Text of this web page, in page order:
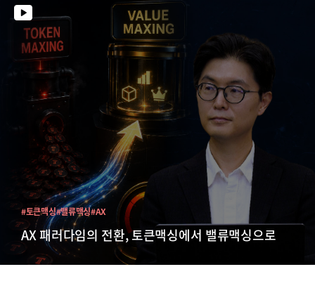
AX 패러다임의 전환, 토큰맥싱에서 밸류맥싱으로
#토큰맥싱#밸류맥싱#AX